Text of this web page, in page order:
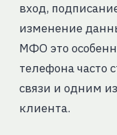
вход,
изменение
МФО это
телефона часто
связи и одним
клиента.